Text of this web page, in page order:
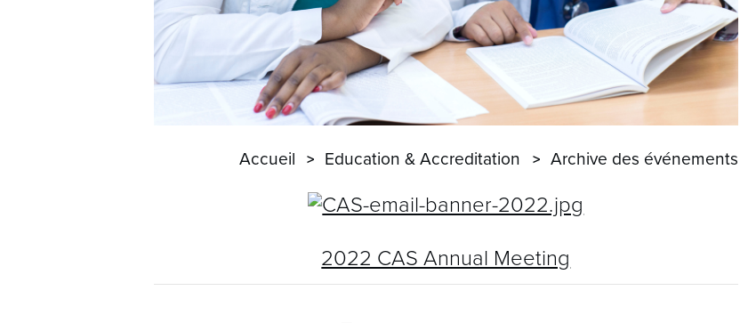
Accueil Education & Accreditation Archive des événements
2022 CAS Annual Meeting